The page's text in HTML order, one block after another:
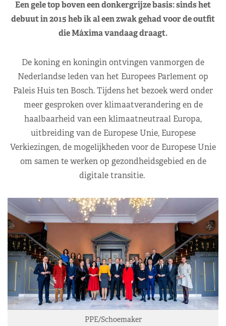
Een gele top boven een donkergrijze basis: sinds het
debuut in 2015 heb ik al een zwak gehad voor de outfit
die Máxima vandaag draagt.
De koning en koningin ontvingen vanmorgen de
Nederlandse leden van het Europees Parlement op
Paleis Huis ten Bosch. Tijdens het bezoek werd onder
meer gesproken over klimaatverandering en de
haalbaarheid van een klimaatneutraal Europa,
uitbreiding van de Europese Unie, Europese
Verkiezingen, de mogelijkheden voor de Europese Unie
om samen te werken op gezondheidsgebied en de
digitale transitie.
PPE/Schoemaker